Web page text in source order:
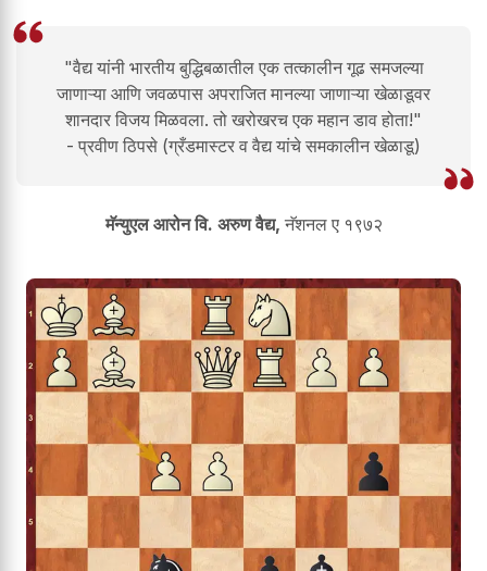
"वैद्य यांनी भारतीय बुद्धिबळातील एक तत्कालीन गूढ समजल्या
जाणाऱ्या आणि जवळपास अपराजित मानल्या जाणाऱ्या खेळाडूवर
शानदार विजय मिळवला. तो खरोखरच एक महान डाव होता!"
- प्रवीण ठिपसे (ग्रँडमास्टर व वैद्य यांचे समकालीन खेळाडू)
मॅन्युएल आरोन वि. अरुण वैद्य, नॅशनल ए १९७२